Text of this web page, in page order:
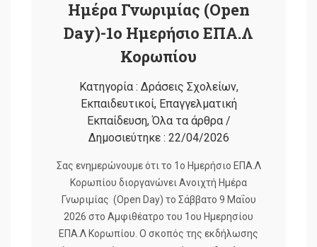
Ημέρα Γνωριμίας (Open
Day)-1ο Ημερήσιο ΕΠΑ.Λ
Κορωπίου
Κατηγορία : Δράσεις Σχολείων,
Εκπαιδευτικοί, Επαγγελματική
Εκπαίδευση,Όλα τα άρθρα/
Δημοσιεύτηκε : 22/04/2026
Σας ενημερώνουμε ότι το 1ο Ημερήσιο ΕΠΑ.Λ
Κορωπίου διοργανώνει Ανοιχτή Ημέρα
Γνωριμίας (Οpen Day) το Σάββατο 9 Μαΐου
2026 στο Αμφιθέατρο του 1ου Ημερησίου
ΕΠΑ.Λ Κορωπίου. Ο σκοπός της εκδήλωσης